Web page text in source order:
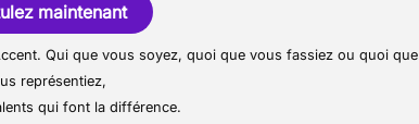
mandrins de papier à l’aide d’un clark
poste selon les besoins pour aider sur
Pour ce faire, nous pouvons
passionnés qui aident
personnes à trouver un emploi.
Jobs constitue le plus grand
maintenant
Qui que vous soyez, quoi que vous fassiez ou quoi que
représentiez,
qui font la différence.